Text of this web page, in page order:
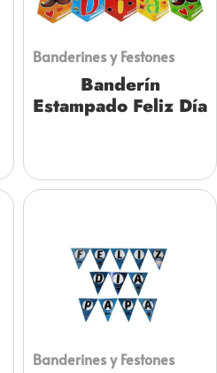
Banderines y Festones
Banderín
Estampado Feliz Día
Banderines y Festones